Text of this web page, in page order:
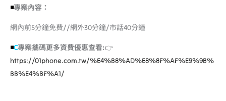
◾️專案內容：
網內前5分鐘免費//網外30分鐘/市話40分鐘
◾️C專案攜碼更多資費優惠查看:👉
https://01phone.com.tw/%E4%B8%AD%E8%8F%AF%E9%9B%
BB%E4%BF%A1/